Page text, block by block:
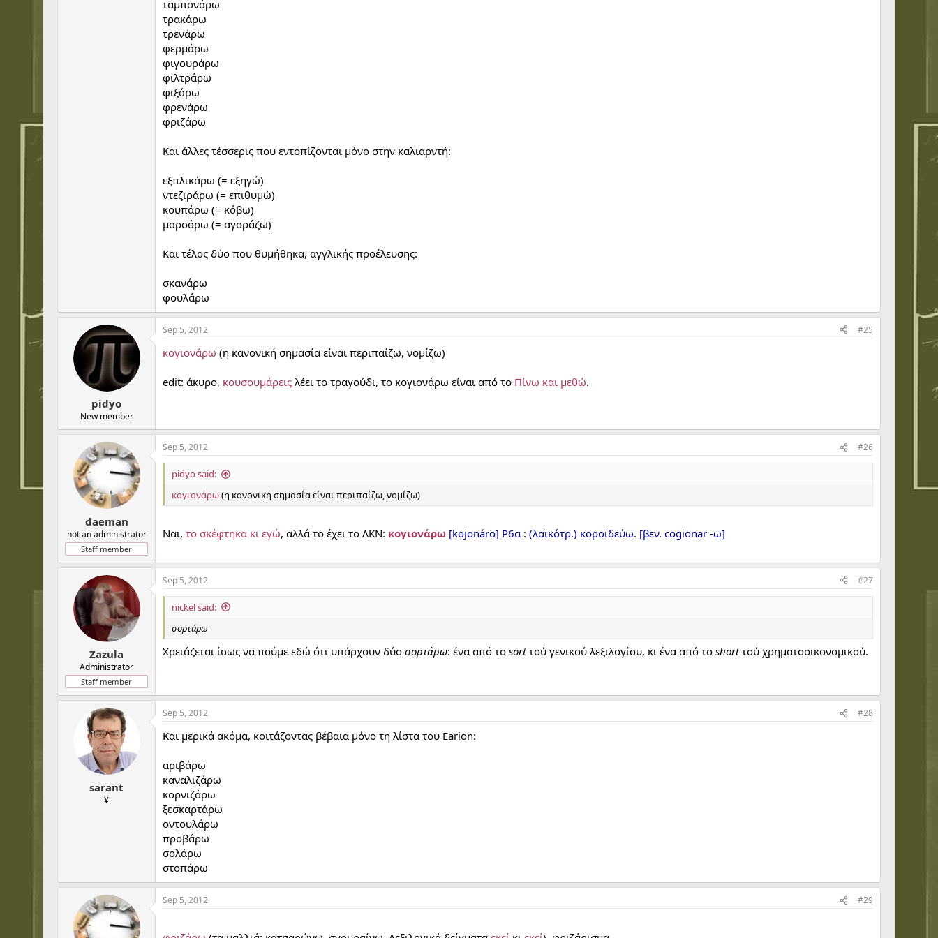
ταμπονάρω
τρακάρω
τρενάρω
φερμάρω
φιγουράρω
φιλτράρω
φιξάρω
φρενάρω
φριζάρω
Και άλλες τέσσερις που εντοπίζονται μόνο στην καλιαρντή:
εξπλικάρω (= εξηγώ)
ντεζιράρω (= επιθυμώ)
κουπάρω (= κόβω)
μαρσάρω (= αγοράζω)
Και τέλος δύο που θυμήθηκα, αγγλικής προέλευσης:
σκανάρω
φουλάρω
pidyo
New member
Sep 5, 2012 #25
κογιονάρω (η κανονική σημασία είναι περιπαίζω, νομίζω)
edit: άκυρο, κουσουμάρεις λέει το τραγούδι, το κογιονάρω είναι από το Πίνω και μεθώ.
daeman
not an administrator
Staff member
Sep 5, 2012 #26
pidyo said:
κογιονάρω(η κανονική σημασία είναι περιπαίζω, νομίζω)
Ναι, το σκέφτηκα κι εγώ, αλλά το έχει το ΛΚΝ: κογιονάρω [kojonáro] Ρ6α : (λαϊκότρ.) κοροϊδεύω. [βεν. cogionar -ω]
Zazula
Administrator
Staff member
Sep 5, 2012 #27
nickel said:
σορτάρω
Χρειάζεται ίσως να πούμε εδώ ότι υπάρχουν δύο σορτάρω: ένα από το sortτού γενικού λεξιλογίου, κι ένα από το shortτού χρηματοοικονομικού.
sarant
¥
Sep 5, 2012 #28
Και μερικά ακόμα, κοιτάζοντας βέβαια μόνο τη λίστα του Earion:
αριβάρω
καναλιζάρω
κορνιζάρω
ξεσκαρτάρω
οντουλάρω
προβάρω
σολάρω
στοπάρω
Sep 5, 2012 #29